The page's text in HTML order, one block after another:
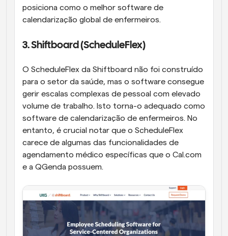
posiciona como o melhor software de
calendarização global de enfermeiros.
3. Shiftboard (ScheduleFlex)
O ScheduleFlex da Shiftboard não foi construído
para o setor da saúde, mas o software consegue
gerir escalas complexas de pessoal com elevado
volume de trabalho. Isto torna-o adequado como
software de calendarização de enfermeiros. No
entanto, é crucial notar que o ScheduleFlex
carece de algumas das funcionalidades de
agendamento médico específicas que o Cal.com
e a QGenda possuem.